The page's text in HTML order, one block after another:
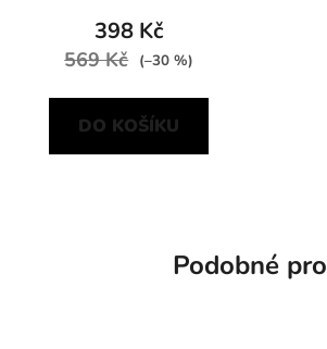
398 Kč
569 Kč (–30 %)
DO KOŠÍKU
Podobné